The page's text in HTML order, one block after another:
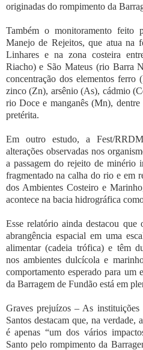
originadas do rompimento da
Também o monitoramento feito
Manejo de Rejeitos, que atua
Linhares e na zona costeira
Riacho) e São Mateus (rio Barra
concentração dos elementos
zinco (Zn), arsênio (As), cádmio
rio Doce e manganês (Mn), dentre
pretérita.
Em outro estudo, a Fest/
alterações observadas nos
a passagem do rejeito de minério
fragmentado na calha do rio e em
dos Ambientes Costeiro e
acontece na bacia hidrográfica
Esse relatório ainda destacou que
abrangência espacial em uma
alimentar (cadeia trófica) e têm
nos ambientes dulcícola e
comportamento esperado para um
da Barragem de Fundão está em
Graves prejuízos – As
Santos destacam que, na verdade,
é apenas “um dos vários
Santo pelo rompimento da